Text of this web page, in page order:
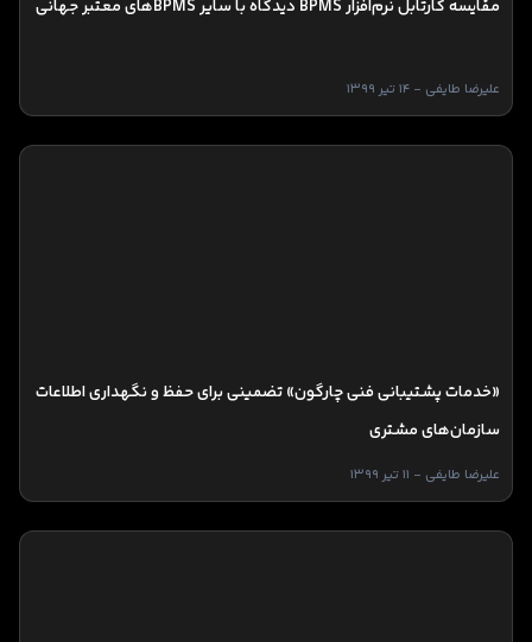
مقایسه کارتابل نرم‌افزار BPMS دیدگاه با سایر BPMSهای معتبر جهانی
علیرضا طایفی - 14 تیر 1399
«خدمات پشتیبانی فنی چارگون» تضمینی برای حفظ و نگهداری اطلاعات
سازمان‌های مشتری
علیرضا طایفی - 11 تیر 1399